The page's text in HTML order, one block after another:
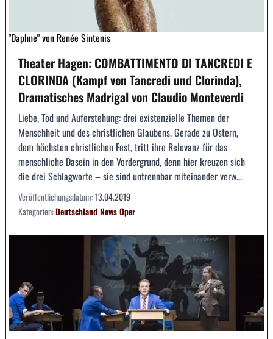
"Daphne" von Renée Sintenis
Theater Hagen: COMBATTIMENTO DI TANCREDI E
CLORINDA (Kampf von Tancredi und Clorinda),
Dramatisches Madrigal von Claudio Monteverdi
Liebe, Tod und Auferstehung: drei existenzielle Themen der
Menschheit und des christlichen Glaubens. Gerade zu Ostern,
dem höchsten christlichen Fest, tritt ihre Relevanz für das
menschliche Dasein in den Vordergrund, denn hier kreuzen sich
die drei Schlagworte – sie sind untrennbar miteinander verw...
Veröffentlichungsdatum:13.04.2019
Kategorien:DeutschlandNewsOper